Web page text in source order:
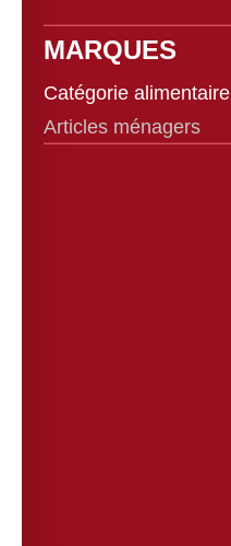
MARQUES
Catégorie alimentaire
Articles ménagers